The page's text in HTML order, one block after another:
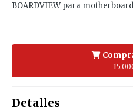
BOARDVIEW para motherboard:
Detalles